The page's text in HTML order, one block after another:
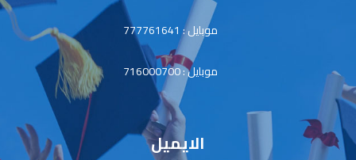
موبايل : 777761641
موبايل : 716000700
الايميل